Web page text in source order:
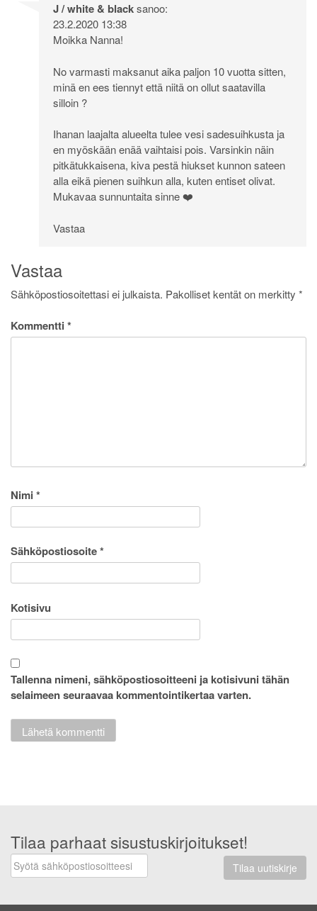
J / white & blacksanoo:
23.2.2020 13:38
Moikka Nanna!
No varmasti maksanut aika paljon 10 vuotta sitten,
minä en ees tiennyt että niitä on ollut saatavilla
silloin ?
Ihanan laajalta alueelta tulee vesi sadesuihkusta ja
en myöskään enää vaihtaisi pois. Varsinkin näin
pitkätukkaisena, kiva pestä hiukset kunnon sateen
alla eikä pienen suihkun alla, kuten entiset olivat.
Mukavaa sunnuntaita sinne ❤️
Vastaa
Vastaa
Sähköpostiosoitettasi ei julkaista. Pakolliset kentät on merkitty *
Kommentti *
Nimi *
Sähköpostiosoite*
Kotisivu
Tallenna nimeni, sähköpostiosoitteeni ja kotisivuni tähän
selaimeen seuraavaa kommentointikertaa varten.
Tilaa parhaat sisustuskirjoitukset!
Tilaa uutiskirje